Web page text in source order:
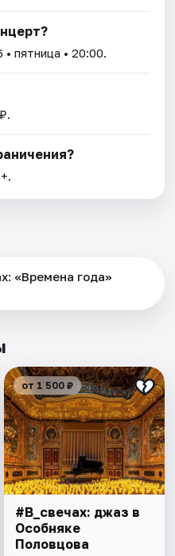
• пятница • 20:00.
«Времена года»
от 1 500 ₽
#В_свечах: джаз в
Особняке
Половцова